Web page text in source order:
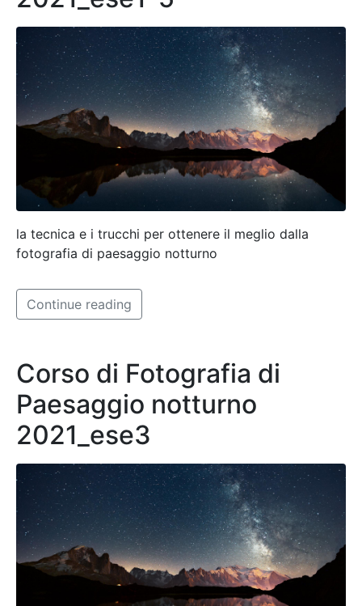
la tecnica e i trucchi per ottenere il meglio dalla
fotografia di paesaggio notturno
Continue reading
Corso di Fotografia di
Paesaggio notturno
2021_ese3